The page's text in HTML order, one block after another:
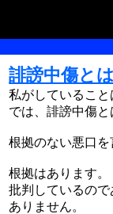
誹謗中傷と
私がしていること
では、誹謗中傷と
根拠のない悪口を
根拠はあります。
批判しているの
ありません。